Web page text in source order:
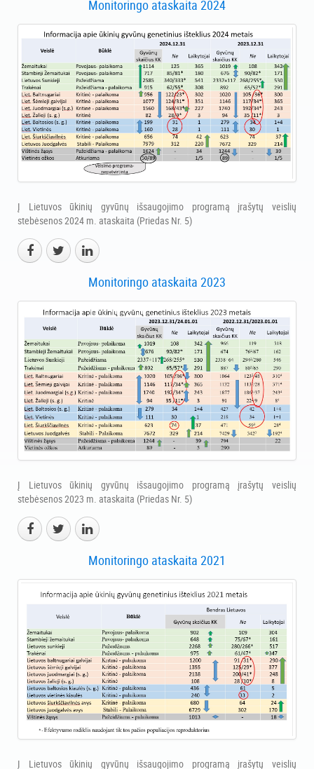
Monitoringo ataskaita 2024
Į Lietuvos ūkinių gyvūnų išsaugojimo programą įrašytų veislių
stebėsenos 2024 m. ataskaita (Priedas Nr. 5)
Monitoringo ataskaita 2023
Į Lietuvos ūkinių gyvūnų išsaugojimo programą įrašytų veislių
stebėsenos 2023 m. ataskaita (Priedas Nr. 5)
Monitoringo ataskaita 2021
Į Lietuvos ūkinių gyvūnų išsaugojimo programą įrašytų veislių